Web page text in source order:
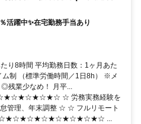
活躍中✨在宅勤務手当あり
り8時間 平均勤務日数：1ヶ月あた
ム制 （標準労働時間／1日8h） ※メ
残業少なめ！ 月平...
☆ 労務実務経験を
管理、年末調整 ☆ ☆ フルリモート
...